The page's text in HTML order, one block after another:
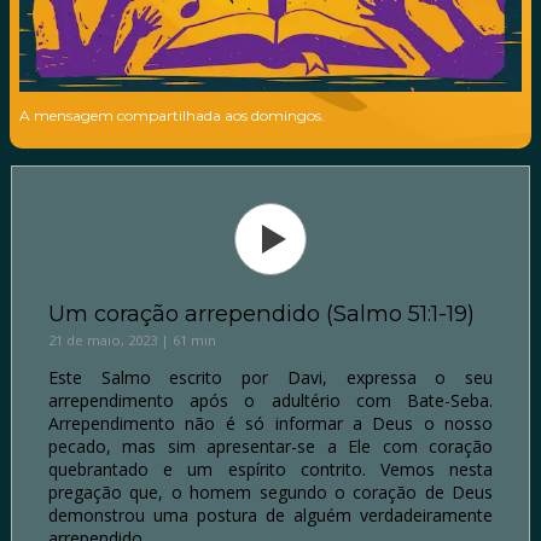
A mensagem compartilhada aos domingos.
Um coração arrependido (Salmo 51:1-19)
21 de maio, 2023 | 61 min
Este Salmo escrito por Davi, expressa o seu
arrependimento após o adultério com Bate-Seba.
Arrependimento não é só informar a Deus o nosso
pecado, mas sim apresentar-se a Ele com coração
quebrantado e um espírito contrito. Vemos nesta
pregação que, o homem segundo o coração de Deus
demonstrou uma postura de alguém verdadeiramente